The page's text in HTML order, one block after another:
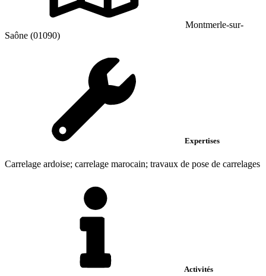
Montmerle-sur-
Saône (01090)
Expertises
Carrelage ardoise; carrelage marocain; travaux de pose de carrelages
Activités